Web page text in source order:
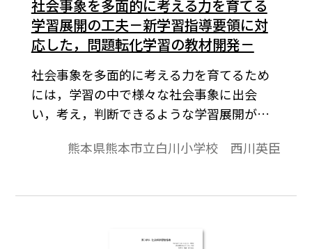
社会事象を多面的に考える力を育てる
学習展開の工夫－新学習指導要領に対
応した，問題転化学習の教材開発－
社会事象を多面的に考える力を育てるため
には，学習の中で様々な社会事象に出会
い，考え，判断できるような学習展開が必
題解決学習（問題転化学習）に取り組んだ
熊本県熊本市立白川小学校 西川英臣